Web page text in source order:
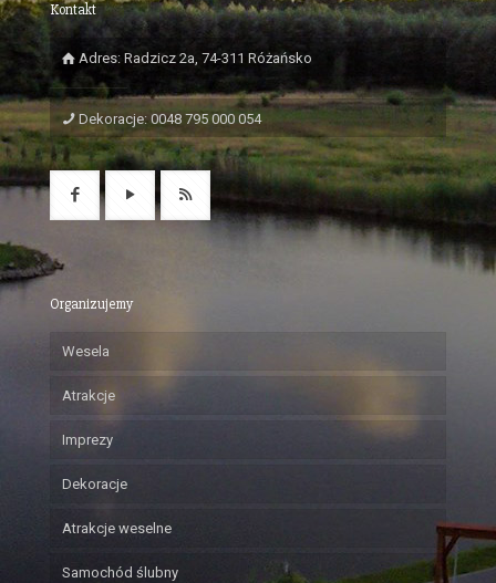
Kontakt
Adres: Radzicz 2a, 74-311 Różańsko
Dekoracje: 0048 795 000 054
Organizujemy
Wesela
Atrakcje
Imprezy
Dekoracje
Atrakcje weselne
Samochód ślubny